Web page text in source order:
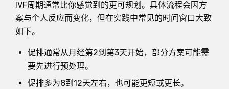
IVF周期通常比你感觉到的更可规划。具体流程会因方
案与个人反应而变化，但在实践中常见的时间窗口大致
如下。
促排通常从月经第2到第3天开始，部分方案可能需
要先进行预处理。
促排多为8到12天左右，也可能更短或更长。